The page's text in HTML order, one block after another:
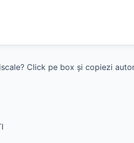
Click pe box și copiezi